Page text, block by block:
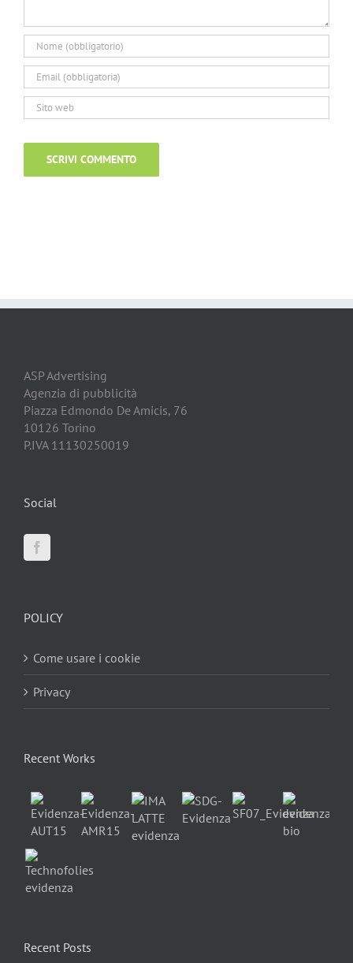
ASP Advertising
Agenzia di pubblicità
Piazza Edmondo De Amicis, 76
10126 Torino
P.IVA 11130250019
Social
POLICY
Come usare i cookie
Privacy
Recent Works
Recent Posts